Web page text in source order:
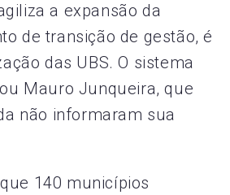
a expansão da
de transição de gestão, é
das UBS. O sistema
Mauro Junqueira, que
não informaram sua
140 municípios